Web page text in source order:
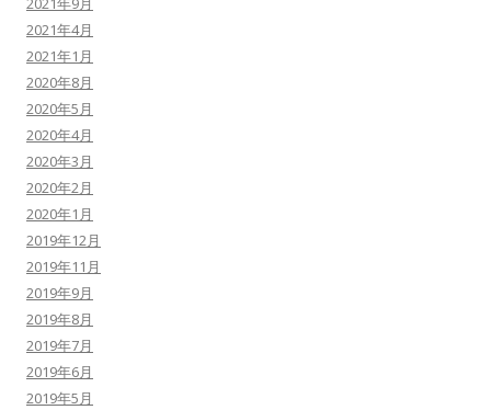
2021年4月
2021年1月
2020年8月
2020年5月
2020年4月
2020年3月
2020年2月
2020年1月
2019年12月
2019年11月
2019年9月
2019年8月
2019年7月
2019年6月
2019年5月